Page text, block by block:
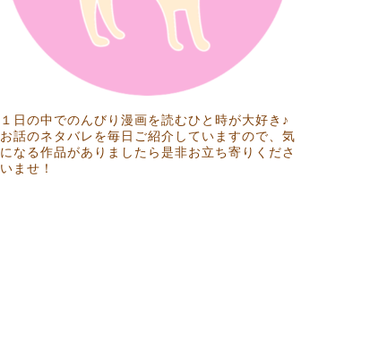
１日の中でのんびり漫画を読むひと時が大好き♪
お話のネタバレを毎日ご紹介していますので、気
になる作品がありましたら是非お立ち寄りくださ
いませ！